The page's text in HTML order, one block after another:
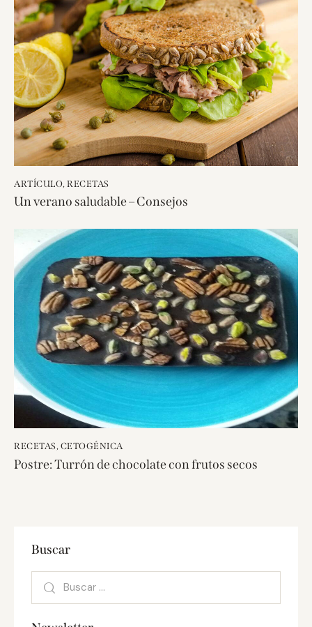
ARTÍCULO, RECETAS
Un verano saludable – Consejos
RECETAS, CETOGÉNICA
Postre: Turrón de chocolate con frutos secos
Buscar